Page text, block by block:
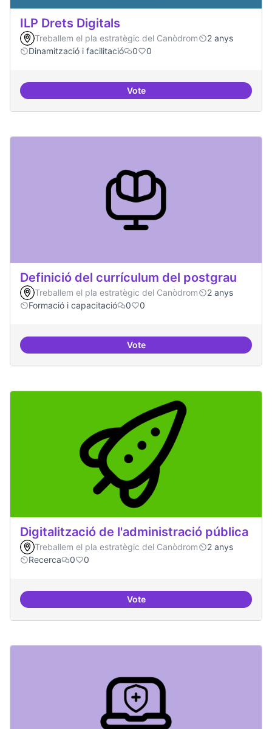
ILP Drets Digitals
Treballem el pla estratègic del Canòdrom
2 anys
Dinamització i facilitació
0 0
VoteILP Drets Digitals
Definició del currículum del postgrau
Treballem el pla estratègic del Canòdrom
2 anys
Formació i capacitació
0 0
VoteDefinició del currículum del
Digitalització de l'administració pública
Treballem el pla estratègic del Canòdrom
2 anys
Recerca
0 0
VoteDigitalització de l'administració